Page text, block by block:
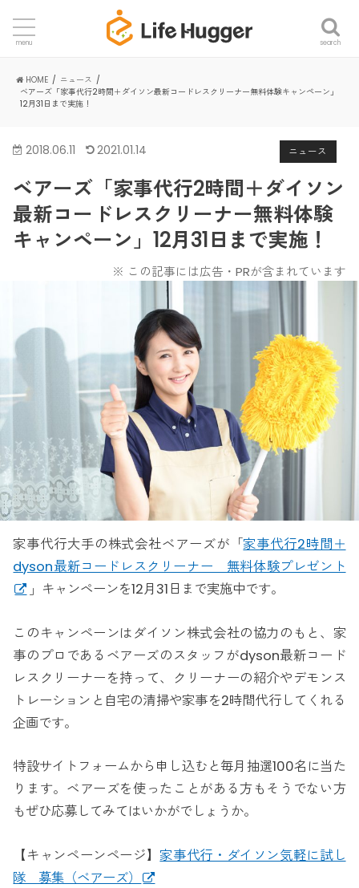
search
menu
HOME
ニュース
ベアーズ「家事代行2時間＋ダイソン最新コードレスクリーナー無料体験キャンペーン」
12月31日まで実施！
ニュース
2018.06.11 2021.01.14
ベアーズ「家事代行2時間＋ダイソン
最新コードレスクリーナー無料体験
キャンペーン」12月31日まで実施！
※ この記事には広告・PRが含まれています
家事代行大手の株式会社ベアーズが「家事代行2時間＋
dyson最新コードレスクリーナー 無料体験プレゼント
」キャンペーンを12月31日まで実施中です。
このキャンペーンはダイソン株式会社の協力のもと、家
事のプロであるベアーズのスタッフがdyson最新コード
レスクリーナーを持って、クリーナーの紹介やデモンス
トレーションと自宅の清掃や家事を2時間代行してくれる
企画です。
特設サイトフォームから申し込むと毎月抽選100名に当た
ります。ベアーズを使ったことがある方もそうでない方
もぜひ応募してみてはいかがでしょうか。
【キャンペーンページ】家事代行・ダイソン気軽に試し
隊 募集（ベアーズ）